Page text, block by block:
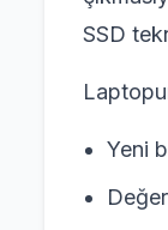
SSD
Yeni